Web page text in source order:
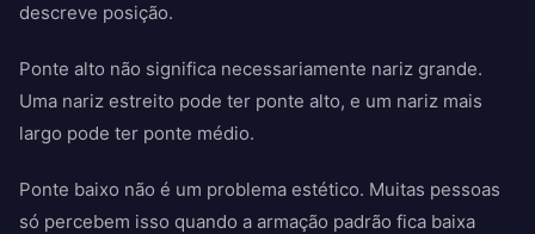
descreve posição.
Ponte alto não significa necessariamente nariz grande.
Uma nariz estreito pode ter ponte alto, e um nariz mais
largo pode ter ponte médio.
Ponte baixo não é um problema estético. Muitas pessoas
só percebem isso quando a armação padrão fica baixa